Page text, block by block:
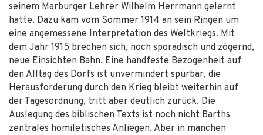
seinem Marburger Lehrer Wilhelm Herrmann gelernt
hatte. Dazu kam vom Sommer 1914 an sein Ringen um
eine angemessene Interpretation des Weltkriegs. Mit
dem Jahr 1915 brechen sich, noch sporadisch und zögernd,
neue Einsichten Bahn. Eine handfeste Bezogenheit auf
den Alltag des Dorfs ist unvermindert spürbar, die
Herausforderung durch den Krieg bleibt weiterhin auf
der Tagesordnung, tritt aber deutlich zurück. Die
Auslegung des biblischen Texts ist noch nicht Barths
zentrales homiletisches Anliegen. Aber in manchen